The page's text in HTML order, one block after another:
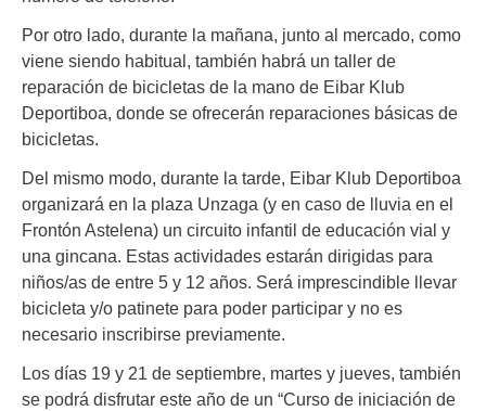
Por otro lado, durante la mañana, junto al mercado, como
viene siendo habitual, también habrá un taller de
reparación de bicicletas de la mano de Eibar Klub
Deportiboa, donde se ofrecerán reparaciones básicas de
bicicletas.
Del mismo modo, durante la tarde, Eibar Klub Deportiboa
organizará en la plaza Unzaga (y en caso de lluvia en el
Frontón Astelena) un circuito infantil de educación vial y
una gincana. Estas actividades estarán dirigidas para
niños/as de entre 5 y 12 años. Será imprescindible llevar
bicicleta y/o patinete para poder participar y no es
necesario inscribirse previamente.
Los días 19 y 21 de septiembre, martes y jueves, también
se podrá disfrutar este año de un “Curso de iniciación de